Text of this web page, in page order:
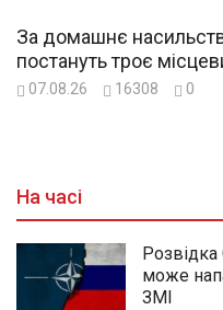
За домашнє
постануть троє
07.08.26 16308 0
На часі
може
ЗМІ